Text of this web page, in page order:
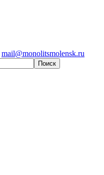
mail@monolitsmolensk.ru